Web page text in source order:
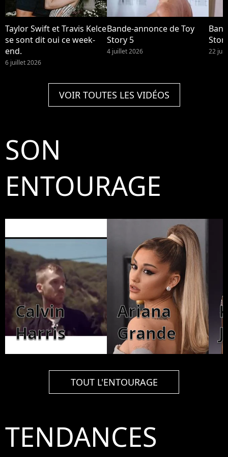
Taylor Swift et Travis Kelce
se sont dit oui ce week-
end.
6 juillet 2026
Bande-annonce de Toy
Story 5
4 juillet 2026 22
VOIR TOUTES LES VIDÉOS
SON
ENTOURAGE
Calvin
Harris
Ariana
Grande
TOUT L'ENTOURAGE
TENDANCES